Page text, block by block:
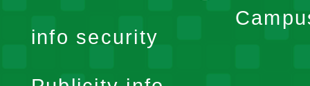
expand
info security